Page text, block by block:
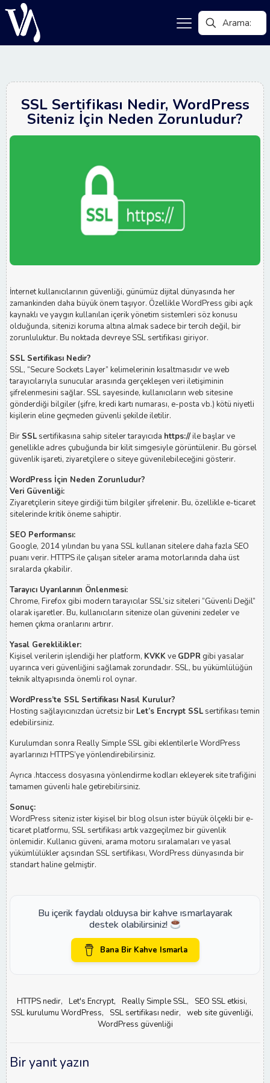
SSL Sertifikası Nedir, WordPress
Siteniz İçin Neden Zorunludur?
İnternet kullanıcılarının güvenliği, günümüz dijital dünyasında her
zamankinden daha büyük önem taşıyor. Özellikle WordPress gibi açık
kaynaklı ve yaygın kullanılan içerik yönetim sistemleri söz konusu
olduğunda, sitenizi koruma altına almak sadece bir tercih değil, bir
zorunluluktur. Bu noktada devreye SSL sertifikası giriyor.
SSL Sertifikası Nedir?
SSL, “Secure Sockets Layer” kelimelerinin kısaltmasıdır ve web
tarayıcılarıyla sunucular arasında gerçekleşen veri iletişiminin
şifrelenmesini sağlar. SSL sayesinde, kullanıcıların web sitesine
gönderdiği bilgiler (şifre, kredi kartı numarası, e-posta vb.) kötü niyetli
kişilerin eline geçmeden güvenli şekilde iletilir.
Bir SSL sertifikasına sahip siteler tarayıcıda https://ile başlar ve
genellikle adres çubuğunda bir kilit simgesiyle görüntülenir. Bu görsel
güvenlik işareti, ziyaretçilere o siteye güvenilebileceğini gösterir.
WordPress İçin Neden Zorunludur?
Veri Güvenliği:
Ziyaretçilerin siteye girdiği tüm bilgiler şifrelenir. Bu, özellikle e-ticaret
sitelerinde kritik öneme sahiptir.
SEO Performansı:
Google, 2014 yılından bu yana SSL kullanan sitelere daha fazla SEO
puanı verir. HTTPS ile çalışan siteler arama motorlarında daha üst
sıralarda çıkabilir.
Tarayıcı Uyarılarının Önlenmesi:
Chrome, Firefox gibi modern tarayıcılar SSL’siz siteleri “Güvenli Değil”
olarak işaretler. Bu, kullanıcıların sitenize olan güvenini zedeler ve
hemen çıkma oranlarını artırır.
Yasal Gereklilikler:
Kişisel verilerin işlendiği her platform, KVKK ve GDPR gibi yasalar
uyarınca veri güvenliğini sağlamak zorundadır. SSL, bu yükümlülüğün
teknik altyapısında önemli rol oynar.
WordPress’te SSL Sertifikası Nasıl Kurulur?
Hosting sağlayıcınızdan ücretsiz bir Let’s Encrypt SSL sertifikası temin
edebilirsiniz.
Kurulumdan sonra Really Simple SSL gibi eklentilerle WordPress
ayarlarınızı HTTPS’ye yönlendirebilirsiniz.
Ayrıca .htaccess dosyasına yönlendirme kodları ekleyerek site trafiğini
tamamen güvenli hale getirebilirsiniz.
Sonuç:
WordPress siteniz ister kişisel bir blog olsun ister büyük ölçekli bir e-
ticaret platformu, SSL sertifikası artık vazgeçilmez bir güvenlik
önlemidir. Kullanıcı güveni, arama motoru sıralamaları ve yasal
yükümlülükler açısından SSL sertifikası, WordPress dünyasında bir
standart haline gelmiştir.
Bu içerik faydalı olduysa bir kahve ısmarlayarak
destek olabilirsiniz!
Bana Bir Kahve Ismarla
HTTPS nedir Let's Encrypt Really Simple SSL
SEO SSL etkisi
SSL kurulumu WordPress
SSL sertifikası nedir
web site güvenliği
WordPress güvenliği
Bir yanıt yazın